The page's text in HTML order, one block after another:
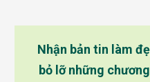
Nhận bản tin làm
bỏ lỡ những